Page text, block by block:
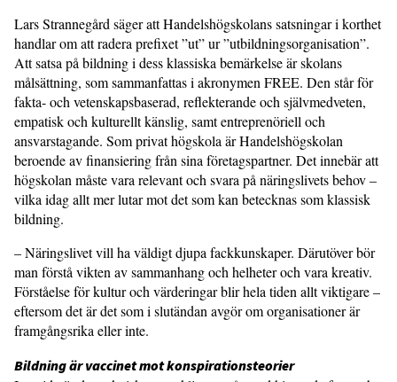
Lars Strannegård säger att Handelshögskolans satsningar i korthet
handlar om att radera prefixet ”ut” ur ”utbildningsorganisation”.
Att satsa på bildning i dess klassiska bemärkelse är skolans
målsättning, som sammanfattas i akronymen FREE. Den står för
fakta- och vetenskapsbaserad, reflekterande och självmedveten,
empatisk och kulturellt känslig, samt entreprenöriell och
ansvarstagande. Som privat högskola är Handelshögskolan
beroende av finansiering från sina företagspartner. Det innebär att
högskolan måste vara relevant och svara på näringslivets behov –
vilka idag allt mer lutar mot det som kan betecknas som klassisk
bildning.
– Näringslivet vill ha väldigt djupa fackkunskaper. Därutöver bör
man förstå vikten av sammanhang och helheter och vara kreativ.
Förståelse för kultur och värderingar blir hela tiden allt viktigare –
eftersom det är det som i slutändan avgör om organisationer är
framgångsrika eller inte.
Bildning är vaccinet mot konspirationsteorier